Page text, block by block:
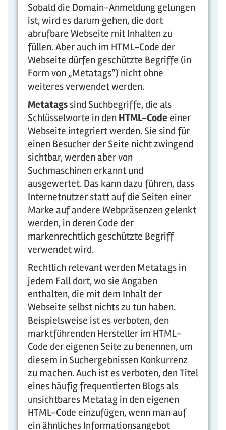
Sobald die Domain-Anmeldung gelungen
ist, wird es darum gehen, die dort
abrufbare Webseite mit Inhalten zu
füllen. Aber auch im HTML-Code der
Webseite dürfen geschützte Begriffe (in
Form von „Metatags“) nicht ohne
weiteres verwendet werden.
Metatags sind Suchbegriffe, die als
Schlüsselworte in den HTML-Code einer
Webseite integriert werden. Sie sind für
einen Besucher der Seite nicht zwingend
sichtbar, werden aber von
Suchmaschinen erkannt und
ausgewertet. Das kann dazu führen, dass
Internetnutzer statt auf die Seiten einer
Marke auf andere Webpräsenzen gelenkt
werden, in deren Code der
markenrechtlich geschützte Begriff
verwendet wird.
Rechtlich relevant werden Metatags in
jedem Fall dort, wo sie Angaben
enthalten, die mit dem Inhalt der
Webseite selbst nichts zu tun haben.
Beispielsweise ist es verboten, den
marktführenden Hersteller im HTML-
Code der eigenen Seite zu benennen, um
diesem in Suchergebnissen Konkurrenz
zu machen. Auch ist es verboten, den Titel
eines häufig frequentierten Blogs als
unsichtbares Metatag in den eigenen
HTML-Code einzufügen, wenn man auf
ein ähnliches Informationsangebot